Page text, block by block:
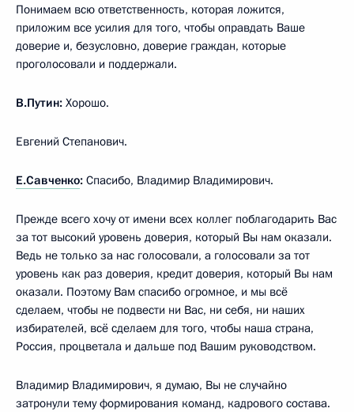
Понимаем всю ответственность, которая ложится,
приложим все усилия для того, чтобы оправдать Ваше
доверие и, безусловно, доверие граждан, которые
проголосовали и поддержали.
В.Путин: Хорошо.
Евгений Степанович.
Е.Савченко: Спасибо, Владимир Владимирович.
Прежде всего хочу от имени всех коллег поблагодарить Вас
за тот высокий уровень доверия, который Вы нам оказали.
Ведь не только за нас голосовали, а голосовали за тот
уровень как раз доверия, кредит доверия, который Вы нам
оказали. Поэтому Вам спасибо огромное, и мы всё
сделаем, чтобы не подвести ни Вас, ни себя, ни наших
избирателей, всё сделаем для того, чтобы наша страна,
Россия, процветала и дальше под Вашим руководством.
Владимир Владимирович, я думаю, Вы не случайно
затронули тему формирования команд, кадрового состава.